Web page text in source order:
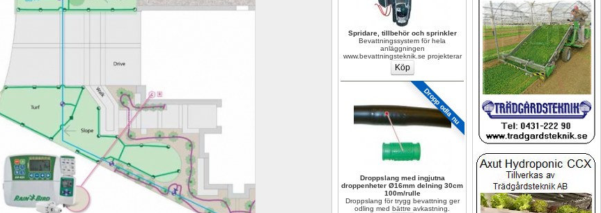
Spridare, tillbehör och sprinkler
Bevattningssystem för hela
anläggningen
www.bevattningsteknik.se projekterar
Dropp odla nu
Droppslang med ingjutna
droppenheter Ø16mm delning 30cm
100m/rulle
Droppslang för trygg bevattning ger
odling med bättre avkastning.